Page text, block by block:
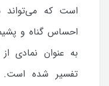
است که می‌تواند
احساس گناه و
به عنوان نمادی
تفسیر شده است.